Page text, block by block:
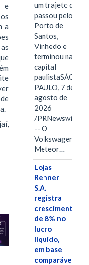
e
a
um trajeto que
passou pelo
Porto de
Santos,
Vinhedo e
terminou na
capital
paulistaSÃO
PAULO, 7 de
agosto de
2026
/PRNewswire/
-- O
Volkswagen
Meteor…
Lojas
Renner
S.A.
registra
crescimento
de 8% no
lucro
líquido,
em base
comparável,